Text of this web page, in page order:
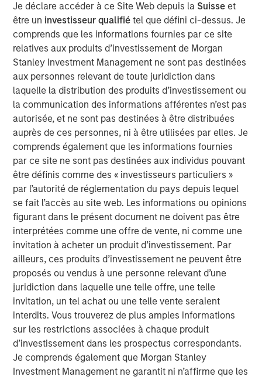
Je déclare accéder à ce Site Web depuis la Suisse et
être un investisseur qualifiétel que défini ci-dessus. Je
comprends que les informations fournies par ce site
relatives aux produits d’investissement de Morgan
Stanley Investment Management ne sont pas destinées
aux personnes relevant de toute juridiction dans
laquelle la distribution des produits d’investissement ou
la communication des informations afférentes n’est pas
autorisée, et ne sont pas destinées à être distribuées
auprès de ces personnes, ni à être utilisées par elles. Je
comprends également que les informations fournies
par ce site ne sont pas destinées aux individus pouvant
être définis comme des « investisseurs particuliers »
par l’autorité de réglementation du pays depuis lequel
se fait l’accès au site web. Les informations ou opinions
figurant dans le présent document ne doivent pas être
interprétées comme une offre de vente, ni comme une
invitation à acheter un produit d’investissement. Par
ailleurs, ces produits d’investissement ne peuvent être
proposés ou vendus à une personne relevant d’une
juridiction dans laquelle une telle offre, une telle
invitation, un tel achat ou une telle vente seraient
interdits. Vous trouverez de plus amples informations
sur les restrictions associées à chaque produit
d’investissement dans les prospectus correspondants.
Je comprends également que Morgan Stanley
Investment Management ne garantit ni n’affirme que les
products dependon specific growing conditions, or terroir,
where subtle environmentalchanges can affect quality,
yields, and brand integrity. Whileregulatory and transition
risks often dominate climate discussions, inthis piece we
cover our engagements with two alcoholic
beveragecompanies, which focused on how physical
climate impacts couldmanifest across time horizons and
how the companies are positioningthemselves to mitigate
these effects.
Cybersecurity: bending, not breaking
Given the increasing risk and relevance of cybersecurity
for companieswithin our portfolios, and the potentially
financially material consequencesof a cyberattack, we
conducted a thematic engagement programme tobetter
understand how companies are managing the risk.
Including a casestudy of a company demonstrating
mature cyber governance, this piececovers eight key
takeaways from the thematic engagement programme.
Supply chain resilience in the semiconductor sector
The semiconductor value chain remains one of the
world’s most complex andglobally interdependent
manufacturing ecosystems. Recent geopolitical
tensions,export controls, energy constraints, and post-
pandemic logistics shocks havereinforced the need for
robust, regionally diversified, and technologically